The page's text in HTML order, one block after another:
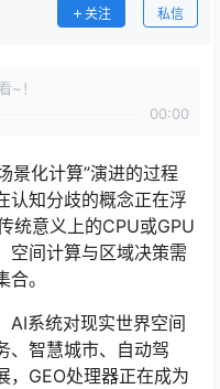
关注 私信
~！
00:00
景化计算”演进的过程
认知分歧的概念正在浮
统意义上的CPU或GPU
空间计算与区域决策需
。
AI系统对现实世界空间
、智慧城市、自动驾
，GEO处理器正在成为